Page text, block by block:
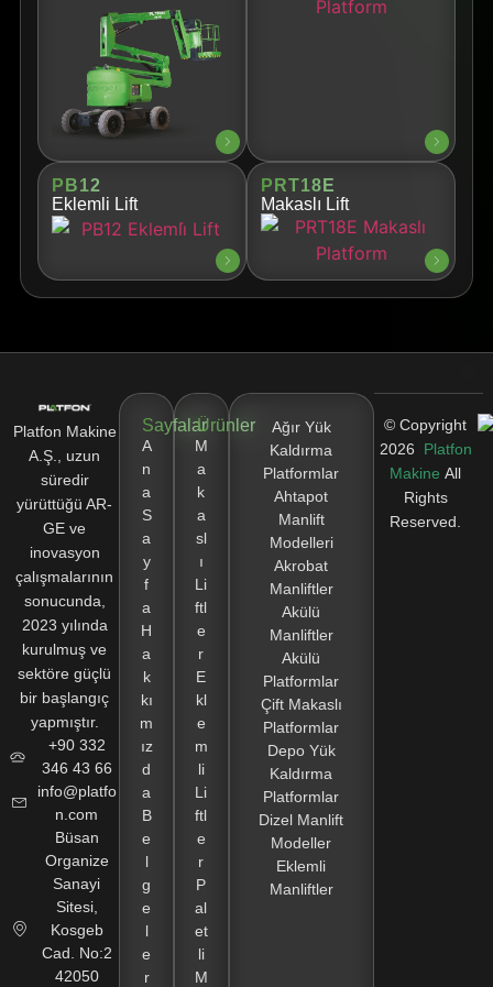
PB12
Eklemli Lift
PRT18E
Makaslı Lift
Platfon Makine
A.Ş., uzun
süredir
yürüttüğü AR-
GE ve
inovasyon
çalışmalarının
sonucunda,
2023 yılında
kurulmuş ve
sektöre güçlü
bir başlangıç
yapmıştır.
+90 332
346 43 66
info@platfo
n.com
Büsan
Organize
Sanayi
Sitesi,
Kosgeb
Cad. No:2
42050
Sayfalar
A
n
a
S
a
y
f
a
H
a
k
kı
m
ız
d
a
B
e
l
g
e
l
e
r
Ürünler
M
a
k
a
sl
ı
Li
ftl
e
r
E
kl
e
m
li
Li
ftl
e
r
P
al
et
li
M
Ağır Yük
Kaldırma
Platformlar
Ahtapot
Manlift
Modelleri
Akrobat
Manliftler
Akülü
Manliftler
Akülü
Platformlar
Çift Makaslı
Platformlar
Depo Yük
Kaldırma
Platformlar
Dizel Manlift
Modeller
Eklemli
Manliftler
© Copyright
2026
Platfon
Makine All
Rights
Reserved.